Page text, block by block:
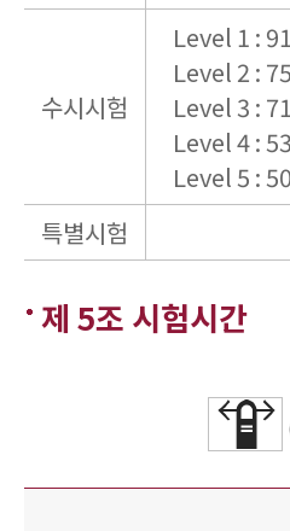
수시시험
Level 1 :
Level 2 :
Level 3 :
Level 4 :
Level 5 :
특별시험
제 5조 시험시간